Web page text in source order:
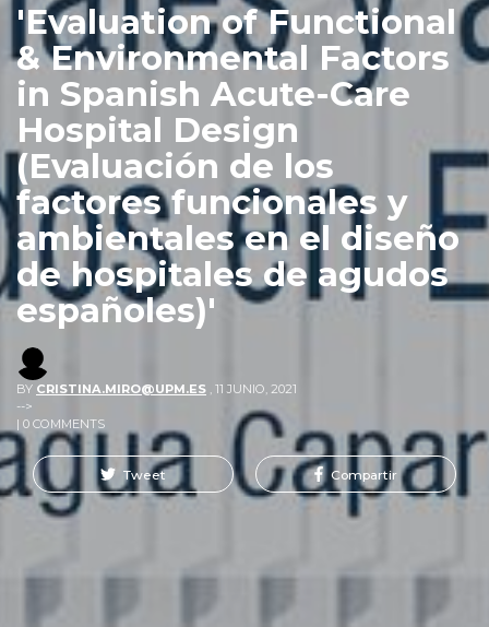
'Evaluation of Functional
& Environmental Factors
in Spanish Acute-Care
Hospital Design
(Evaluación de los
factores funcionales y
ambientales en el diseño
de hospitales de agudos
españoles)'
BY CRISTINA.MIRO@UPM.ES , 11 JUNIO, 2021
-->
| 0 COMMENTS
Tweet Compartir